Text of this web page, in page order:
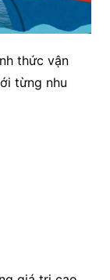
thức vận
từng nhu